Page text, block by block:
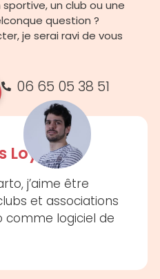
un club ou une
question ?
je serai ravi de vous
06 65 05 38 51
Loys!
j’aime être
et associations
comme logiciel de